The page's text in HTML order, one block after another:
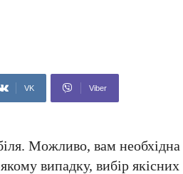
VK Viber
Можливо, вам необхідна
випадку, вибір якісних